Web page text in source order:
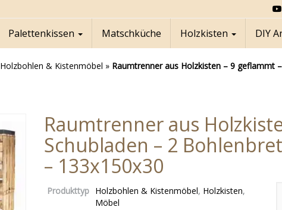
Palettenkissen Matschküche Holzkisten DIY
Holzbohlen & Kistenmöbel » Raumtrenner aus Holzkisten – 9 geflammt
Raumtrenner aus
Schubladen – 2
– 133x150x30
Produkttyp Holzbohlen & Kistenmöbel, Holzkisten,
Möbel